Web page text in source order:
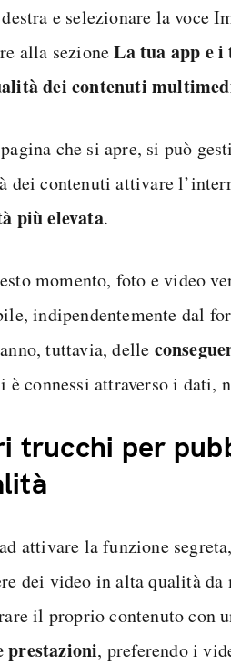
e selezionare la voce
alla sezioneLa tua app e
dei contenuti
che si apre, si può
dei contenuti attivare
più elevata.
momento, foto e video
indipendentemente dal
tuttavia, delle
è connessi attraverso i dati,
trucchi per
attivare la funzione
dei video in alta qualità
il proprio contenuto con
prestazioni, preferendo i